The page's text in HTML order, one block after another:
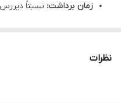
زمان برداشت: نسبتاً دیررس
نظرات